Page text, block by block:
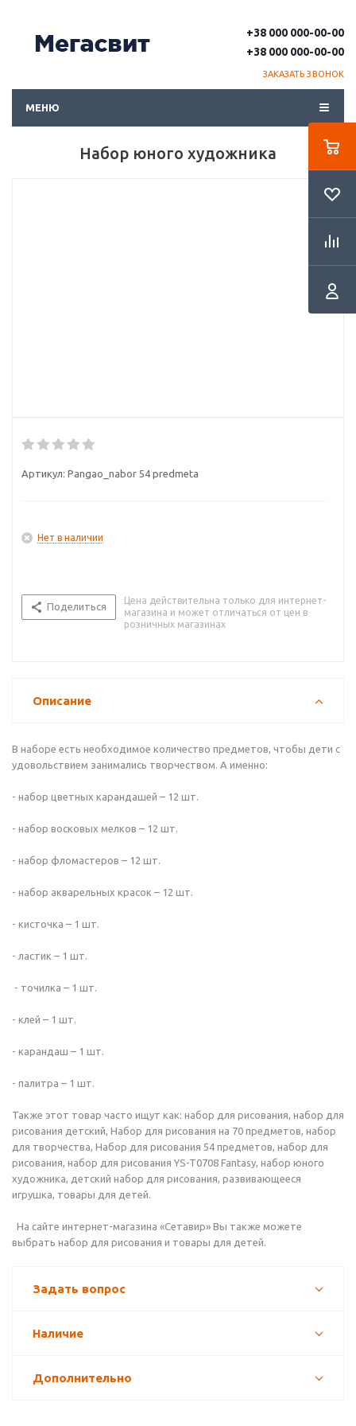
+38 000 000-00-00
+38 000 000-00-00
ЗАКАЗАТЬ ЗВОНОК
МЕНЮ
Набор юного художника
Артикул: Pangao_nabor 54 predmeta
Нет в наличии
Поделиться
Цена действительна только для интернет-
магазина и может отличаться от цен в
розничных магазинах
Описание
В наборе есть необходимое количество предметов, чтобы дети с
удовольствием занимались творчеством. А именно:
- набор цветных карандашей – 12 шт.
- набор восковых мелков – 12 шт.
- набор фломастеров – 12 шт.
- набор акварельных красок – 12 шт.
- кисточка – 1 шт.
- ластик – 1 шт.
- точилка – 1 шт.
- клей – 1 шт.
- карандаш – 1 шт.
- палитра – 1 шт.
Также этот товар часто ищут как: набор для рисования, набор для
рисования детский, Набор для рисования на 70 предметов, набор
для творчества, Набор для рисования 54 предметов, набор для
рисования, набор для рисования YS-T0708 Fantasy, набор юного
художника, детский набор для рисования, развивающееся
игрушка, товары для детей.
На сайте интернет-магазина «Сетавир» Вы также можете
выбрать набор для рисования и товары для детей.
Задать вопрос
Наличие
Дополнительно